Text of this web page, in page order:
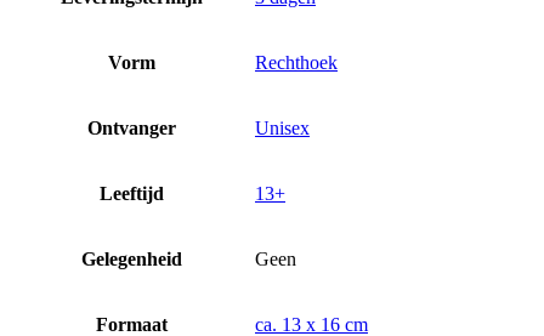
Vorm Rechthoek
Ontvanger Unisex
Leeftijd 13+
Gelegenheid Geen
Formaat ca. 13 x 16 cm